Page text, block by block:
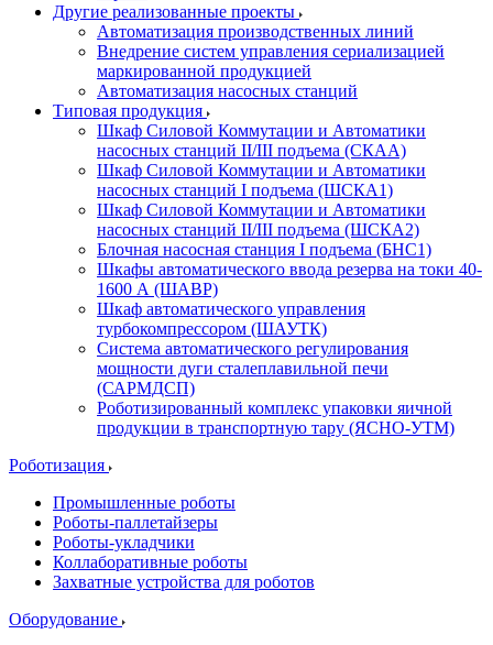
Другие реализованные проекты
Автоматизация производственных линий
Внедрение систем управления сериализацией
маркированной продукцией
Автоматизация насосных станций
Типовая продукция
Шкаф Силовой Коммутации и Автоматики
насосных станций II/III подъема (СКАА)
Шкаф Силовой Коммутации и Автоматики
насосных станций I подъема (ШСКА1)
Шкаф Силовой Коммутации и Автоматики
насосных станций II/III подъема (ШСКА2)
Блочная насосная станция I подъема (БНС1)
Шкафы автоматического ввода резерва на токи 40-
1600 А (ШАВР)
Шкаф автоматического управления
турбокомпрессором (ШАУТК)
Система автоматического регулирования
мощности дуги сталеплавильной печи
(САРМДСП)
Роботизированный комплекс упаковки яичной
продукции в транспортную тару (ЯСНО-УТМ)
Роботизация
Промышленные роботы
Роботы-паллетайзеры
Роботы-укладчики
Коллаборативные роботы
Захватные устройства для роботов
Оборудование